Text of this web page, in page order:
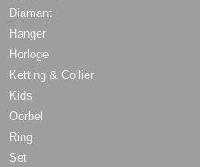
Diamant
Hanger
Horloge
Ketting & Collier
Kids
Oorbel
Ring
Set